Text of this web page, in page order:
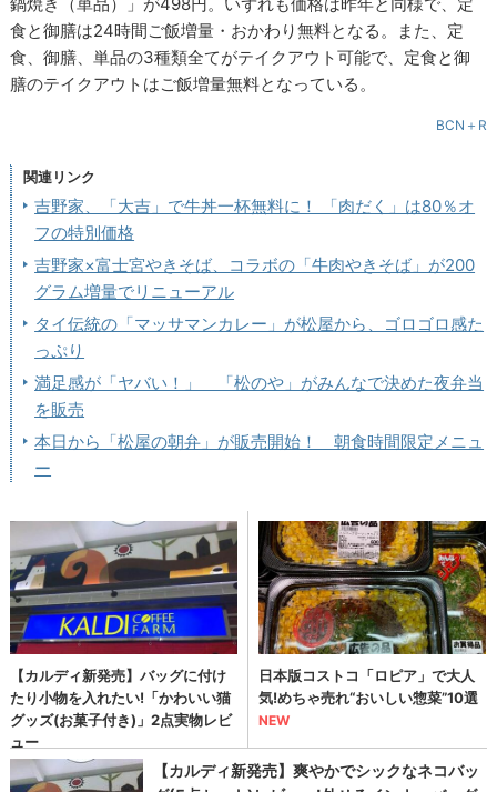
鍋焼き（単品）」が498円。いずれも価格は昨年と同様で、定
食と御膳は24時間ご飯増量・おかわり無料となる。また、定
食、御膳、単品の3種類全てがテイクアウト可能で、定食と御
膳のテイクアウトはご飯増量無料となっている。
BCN＋R
関連リンク
吉野家、「大吉」で牛丼一杯無料に！ 「肉だく」は80％オ
フの特別価格
吉野家×富士宮やきそば、コラボの「牛肉やきそば」が200
グラム増量でリニューアル
タイ伝統の「マッサマンカレー」が松屋から、ゴロゴロ感た
っぷり
満足感が「ヤバい！」 「松のや」がみんなで決めた夜弁当
を販売
本日から「松屋の朝弁」が販売開始！ 朝食時間限定メニュ
ー